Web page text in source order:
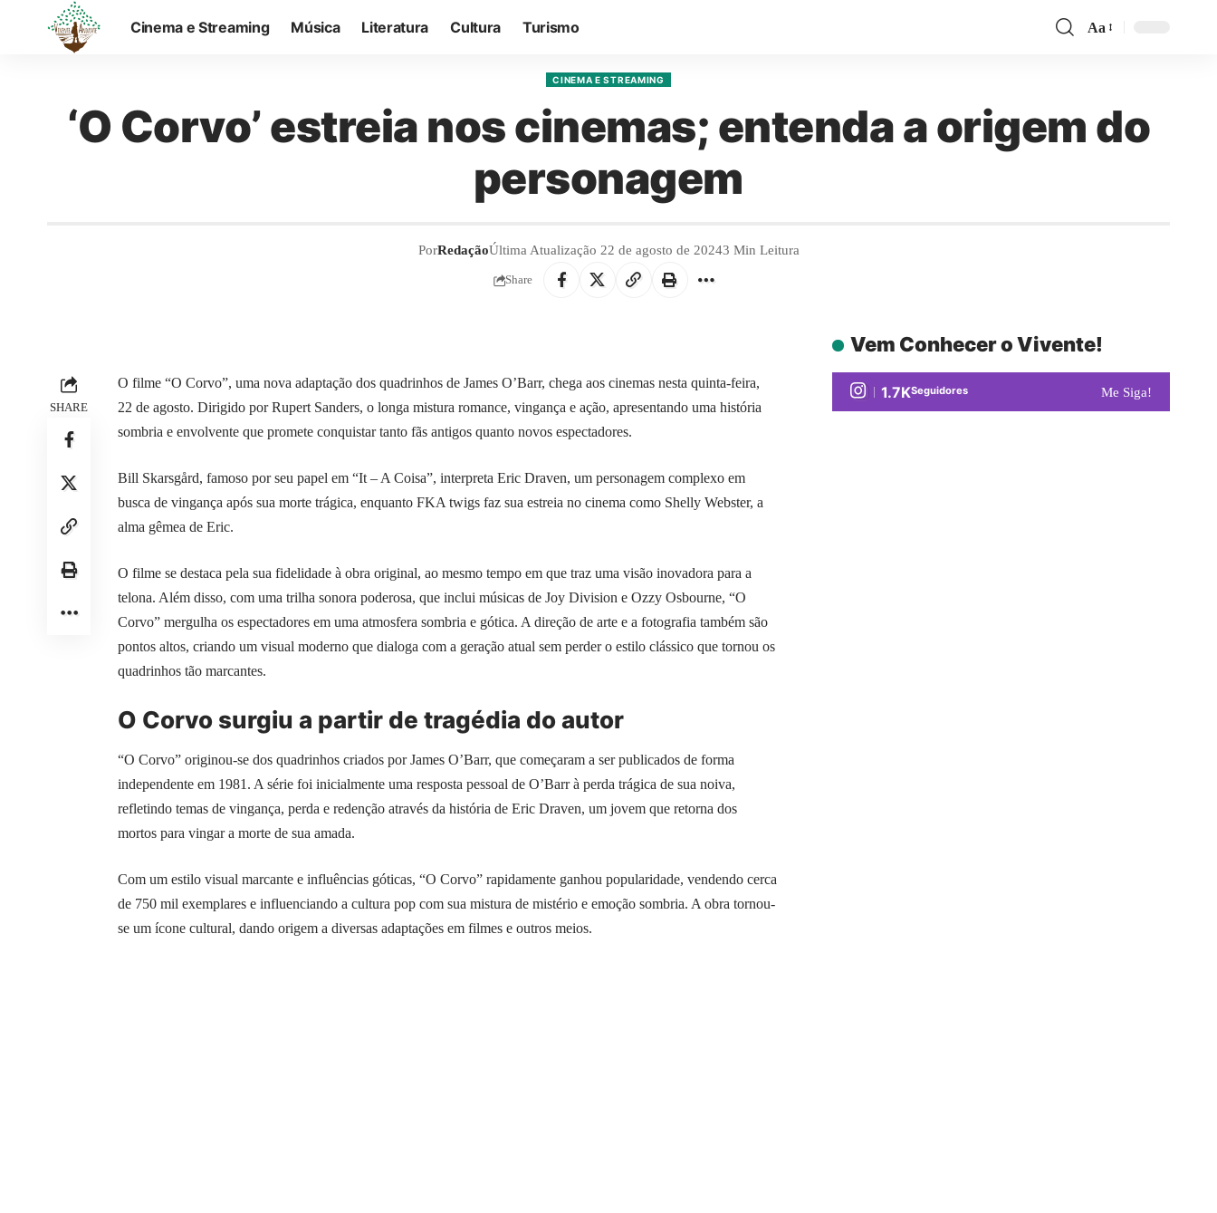
Cinema e Streaming Música Literatura Cultura Turismo Aa
CINEMA E STREAMING
‘O Corvo’ estreia nos cinemas; entenda a origem do
personagem
PorRedaçãoÚltima Atualização 22 de agosto de 20243 Min Leitura
Share
SHARE
O filme “O Corvo”, uma nova adaptação dos quadrinhos de James O’Barr, chega aos cinemas nesta quinta-feira,
22 de agosto. Dirigido por Rupert Sanders, o longa mistura romance, vingança e ação, apresentando uma história
sombria e envolvente que promete conquistar tanto fãs antigos quanto novos espectadores.
Bill Skarsgård, famoso por seu papel em “It – A Coisa”, interpreta Eric Draven, um personagem complexo em
busca de vingança após sua morte trágica, enquanto FKA twigs faz sua estreia no cinema como Shelly Webster, a
alma gêmea de Eric.
O filme se destaca pela sua fidelidade à obra original, ao mesmo tempo em que traz uma visão inovadora para a
telona. Além disso, com uma trilha sonora poderosa, que inclui músicas de Joy Division e Ozzy Osbourne, “O
Corvo” mergulha os espectadores em uma atmosfera sombria e gótica. A direção de arte e a fotografia também são
pontos altos, criando um visual moderno que dialoga com a geração atual sem perder o estilo clássico que tornou os
quadrinhos tão marcantes.
O Corvo surgiu a partir de tragédia do autor
“O Corvo” originou-se dos quadrinhos criados por James O’Barr, que começaram a ser publicados de forma
independente em 1981. A série foi inicialmente uma resposta pessoal de O’Barr à perda trágica de sua noiva,
refletindo temas de vingança, perda e redenção através da história de Eric Draven, um jovem que retorna dos
mortos para vingar a morte de sua amada.
Com um estilo visual marcante e influências góticas, “O Corvo” rapidamente ganhou popularidade, vendendo cerca
de 750 mil exemplares e influenciando a cultura pop com sua mistura de mistério e emoção sombria. A obra tornou-
se um ícone cultural, dando origem a diversas adaptações em filmes e outros meios.
Vem Conhecer o Vivente!
1.7KSeguidores Me Siga!